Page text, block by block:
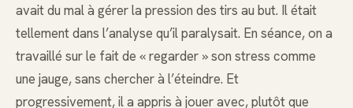
avait du mal à gérer la pression des tirs au but. Il était
tellement dans l’analyse qu’il paralysait. En séance, on a
travaillé sur le fait de « regarder » son stress comme
une jauge, sans chercher à l’éteindre. Et
progressivement, il a appris à jouer avec, plutôt que